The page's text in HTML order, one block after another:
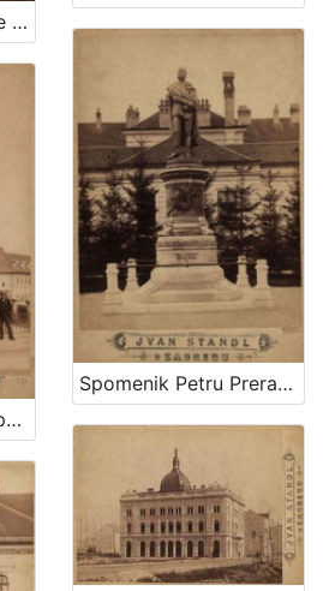
Skupni portret trojice muškaraca i dvoje djece / G. Varga
Spomenik banu Josipu Jelačiću : Trg bana Jelačića / Ivan Standl
Spomenik Petru Preradoviću / Ivan Standl